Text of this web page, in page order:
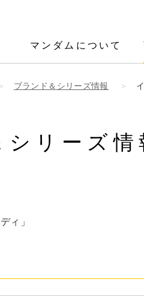
マンダムについて
ブランド＆シリーズ情報
リーズ情
ィ」